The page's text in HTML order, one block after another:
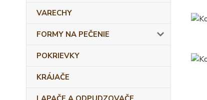
VARECHY
FORMY NA PEČENIE
POKRIEVKY
KRÁJAČE